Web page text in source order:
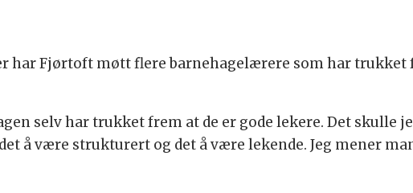
har Fjørtoft møtt flere barnehagelærere som har trukket
selv har trukket frem at de er gode lekere. Det skulle
å være strukturert og det å være lekende. Jeg mener